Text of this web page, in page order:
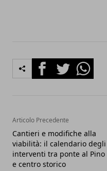
FacebookTwitterWhatsapp
Articolo Precedente
Cantieri e modifiche alla
viabilità: il calendario degli
interventi tra ponte al Pino
e centro storico